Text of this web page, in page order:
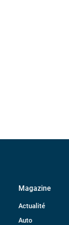
Magazine
Actualité
Auto